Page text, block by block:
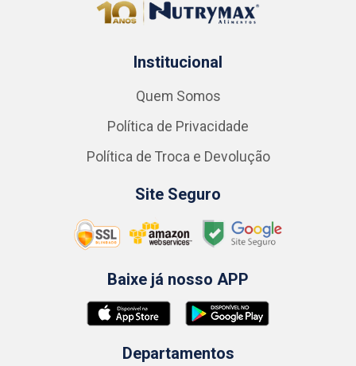
Institucional
Quem Somos
Política de Privacidade
Política de Troca e Devolução
Site Seguro
Baixe já nosso APP
Departamentos